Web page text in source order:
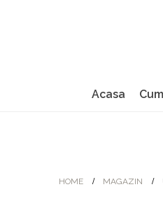
Acasa
HOME
MAGAZIN